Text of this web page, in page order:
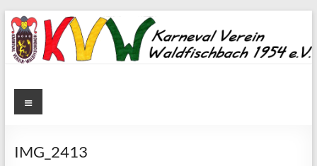
Zum
Inhalt
springen
Karneval
Waldfischbach
Menü
IMG_2413